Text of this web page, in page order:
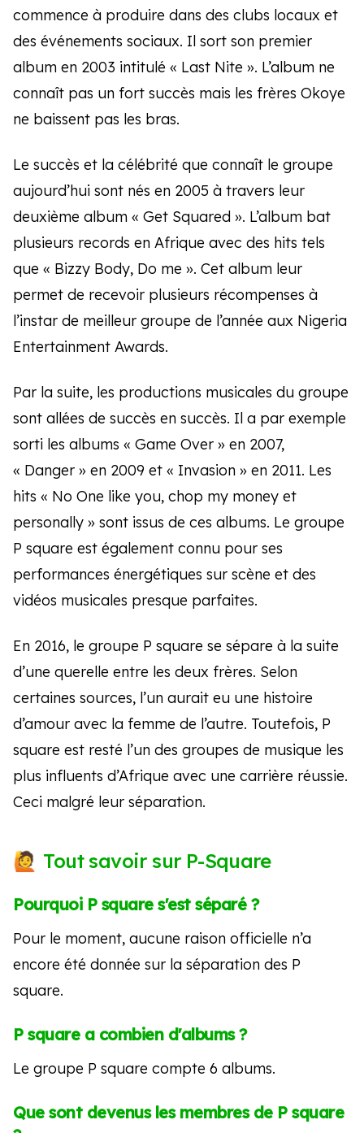
commence à produire dans des clubs locaux et
des événements sociaux. Il sort son premier
album en 2003 intitulé « Last Nite ». L’album ne
connaît pas un fort succès mais les frères Okoye
ne baissent pas les bras.
Le succès et la célébrité que connaît le groupe
aujourd’hui sont nés en 2005 à travers leur
deuxième album « Get Squared ». L’album bat
plusieurs records en Afrique avec des hits tels
que « Bizzy Body, Do me ». Cet album leur
permet de recevoir plusieurs récompenses à
l’instar de meilleur groupe de l’année aux Nigeria
Entertainment Awards.
Par la suite, les productions musicales du groupe
sont allées de succès en succès. Il a par exemple
sorti les albums « Game Over » en 2007,
« Danger » en 2009 et « Invasion » en 2011. Les
hits « No One like you, chop my money et
personally » sont issus de ces albums. Le groupe
P square est également connu pour ses
performances énergétiques sur scène et des
vidéos musicales presque parfaites.
En 2016, le groupe P square se sépare à la suite
d’une querelle entre les deux frères. Selon
certaines sources, l’un aurait eu une histoire
d’amour avec la femme de l’autre. Toutefois, P
square est resté l’un des groupes de musique les
plus influents d’Afrique avec une carrière réussie.
Ceci malgré leur séparation.
Tout savoir sur P-Square
Pourquoi P square s'est séparé ?
Pour le moment, aucune raison officielle n’a
encore été donnée sur la séparation des P
square.
P square a combien d'albums ?
Le groupe P square compte 6 albums.
Que sont devenus les membres de P square